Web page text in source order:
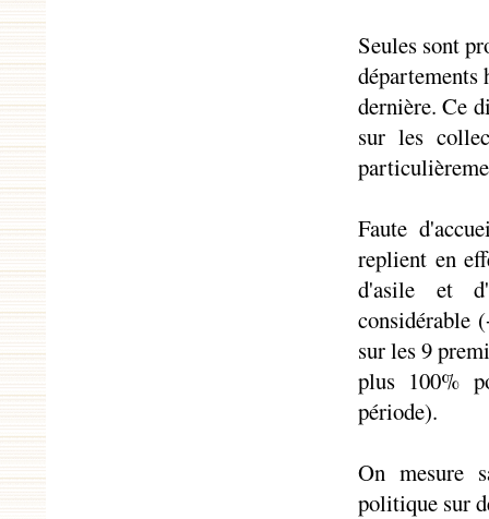
Seules sont
départements
dernière. Ce
sur les
Faute
replient en
d'asile et
considérable
sur les 9
plus 100%
période).
On mesure
politique sur